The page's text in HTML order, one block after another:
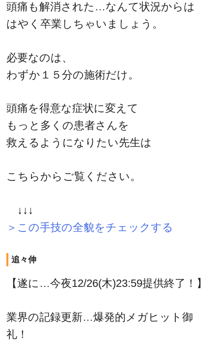
頭痛も解消された…なんて状況からは
はやく卒業しちゃいましょう。
必要なのは、
わずか１５分の施術だけ。
頭痛を得意な症状に変えて
もっと多くの患者さんを
救えるようになりたい先生は
こちらからご覧ください。
↓↓↓
＞この手技の全貌をチェックする
追々伸
【遂に…今夜12/26(木)23:59提供終了！】
業界の記録更新…爆発的メガヒット御
礼！